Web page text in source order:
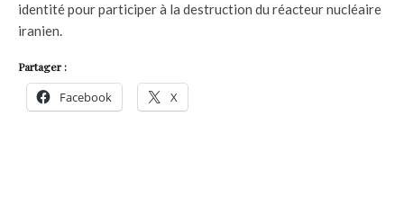
identité pour participer à la destruction du réacteur nucléaire
iranien.
Partager :
Facebook X